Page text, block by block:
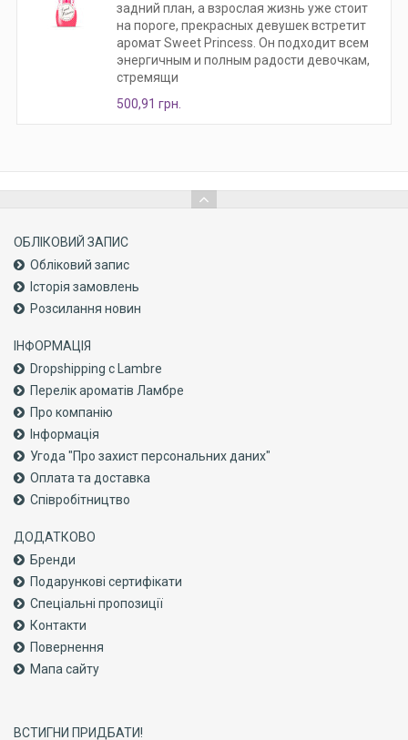
задний план, а взрослая жизнь уже стоит
на пороге, прекрасных девушек встретит
аромат Sweet Princess. Он подходит всем
энергичным и полным радости девочкам,
стремящи
500,91 грн.
ОБЛІКОВИЙ ЗАПИС
Обліковий запис
Історія замовлень
Розсилання новин
ІНФОРМАЦІЯ
Dropshipping с Lambre
Перелік ароматів Ламбре
Про компанiю
Інформація
Угода "Про захист персональних даних"
Оплата та доставка
Співробітництво
ДОДАТКОВО
Бренди
Подарункові сертифікати
Спеціальні пропозиції
Контакти
Повернення
Мапа сайту
ВСТИГНИ ПРИДБАТИ!